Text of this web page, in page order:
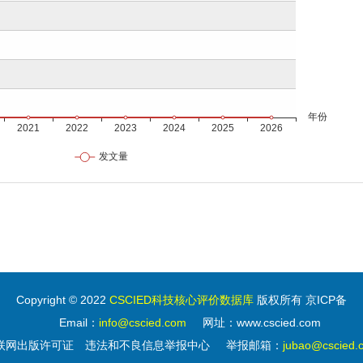
Copyright © 2022 CSCIED科技核心评价数据库 版权所有 京ICP备
Email： info@cscied.com
网址：www.cscied.com
网出版许可证
违法和不良信息举报中心 举报邮箱：